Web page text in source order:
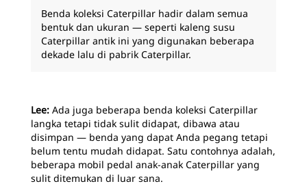
Benda koleksi Caterpillar hadir dalam semua
bentuk dan ukuran — seperti kaleng susu
Caterpillar antik ini yang digunakan beberapa
dekade lalu di pabrik Caterpillar.
Lee: Ada juga beberapa benda koleksi Caterpillar
langka tetapi tidak sulit didapat, dibawa atau
disimpan — benda yang dapat Anda pegang tetapi
belum tentu mudah didapat. Satu contohnya adalah,
beberapa mobil pedal anak-anak Caterpillar yang
sulit ditemukan di luar sana.